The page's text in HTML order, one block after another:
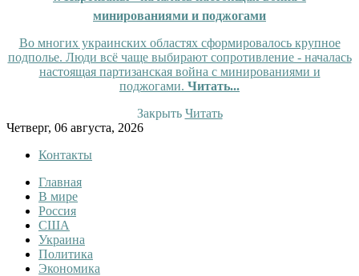
минированиями и поджогами
Во многих украинских областях сформировалось крупное
подполье. Люди всё чаще выбирают сопротивление - началась
настоящая партизанская война с минированиями и
поджогами. Читать...
Закрыть Читать
Skip
content
Четверг, 06 августа, 2026
Контакты
Tewi
Tewi — Новости
Главная
В мире
Россия
США
Украина
Политика
Экономика